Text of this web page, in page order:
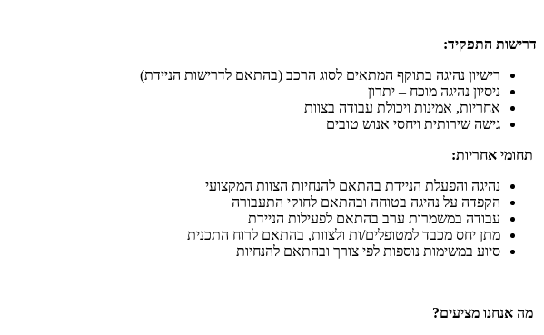
דרישות התפקיד:
רישיון נהיגה בתוקף המתאים לסוג הרכב (בהתאם לדרישות הניידת)
ניסיון נהיגה מוכח – יתרון
אחריות, אמינות ויכולת עבודה בצוות
גישה שירותית ויחסי אנוש טובים
תחומי אחריות:
נהיגה והפעלת הניידת בהתאם להנחיות הצוות המקצועי
הקפדה על נהיגה בטוחה ובהתאם לחוקי התעבורה
עבודה במשמרות ערב בהתאם לפעילות הניידת
מתן יחס מכבד למטופלים/ות ולצוות, בהתאם לרוח התכנית
סיוע במשימות נוספות לפי צורך ובהתאם להנחיות
מה אנחנו מציעים?